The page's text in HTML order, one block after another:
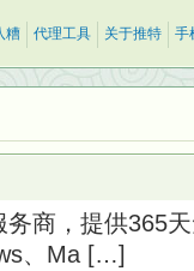
糟 代理工具 关于推特 手
商，提供365
、Ma […]